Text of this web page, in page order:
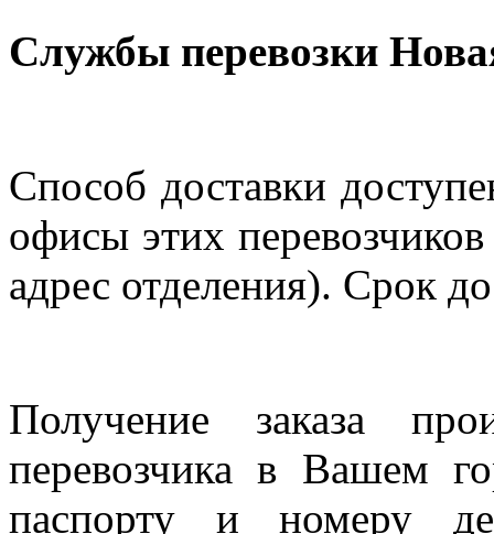
Службы перевозки
Способ доставки
офисы этих
адрес отделения). Срок
Получение заказа
перевозчика в Вашем
паспорту и номеру